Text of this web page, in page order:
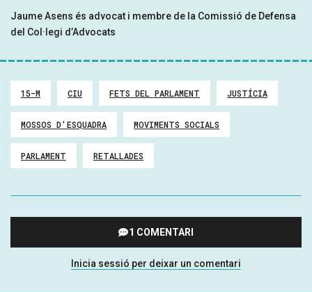
Jaume Asens és advocat i membre de la Comissió de Defensa
del Col·legi d’Advocats
15-M CIU FETS DEL PARLAMENT JUSTÍCIA
MOSSOS D'ESQUADRA MOVIMENTS SOCIALS
PARLAMENT RETALLADES
1 COMENTARI
Inicia sessió per deixar un comentari